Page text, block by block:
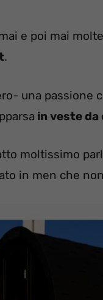
e poi mai
.
una passione
in veste
moltissimo
in men che